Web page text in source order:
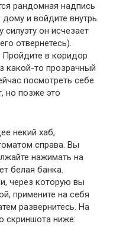
рандомная надпись
и войдите внутрь.
он исчезает
отвернетесь).
в коридор
какой-то прозрачный
посмотреть себе
но позже это
некий хаб,
справа. Вы
нажимать на
белая банка.
через которую вы
примените на себя
развернитесь. На
скриншота ниже: